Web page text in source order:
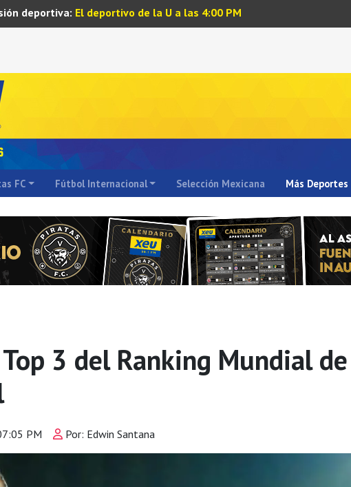
deportiva: El deportivo de la U a las 4:00 PM
FC Fútbol Internacional Selección Mexicana Más Deportes
3 del Ranking Mundial de
PM Por: Edwin Santana